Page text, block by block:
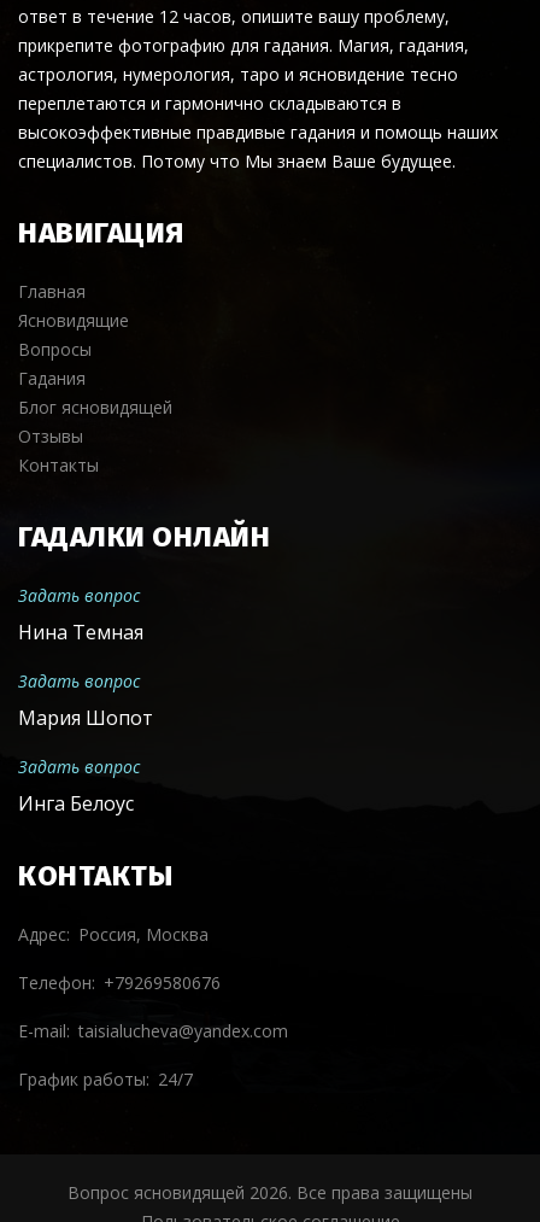
ответ в течение 12 часов, опишите вашу проблему,
прикрепите фотографию для гадания. Магия, гадания,
астрология, нумерология, таро и ясновидение тесно
переплетаются и гармонично складываются в
высокоэффективные правдивые гадания и помощь наших
специалистов. Потому что Мы знаем Ваше будущее.
НАВИГАЦИЯ
Главная
Ясновидящие
Вопросы
Гадания
Блог ясновидящей
Отзывы
Контакты
ГАДАЛКИ ОНЛАЙН
Задать вопрос
Нина Темная
Задать вопрос
Мария Шопот
Задать вопрос
Инга Белоус
КОНТАКТЫ
Адрес Россия, Москва
Телефон +79269580676
E-mail taisialucheva@yandex.com
График работы 24/7
Вопрос ясновидящей 2026. Все права защищены